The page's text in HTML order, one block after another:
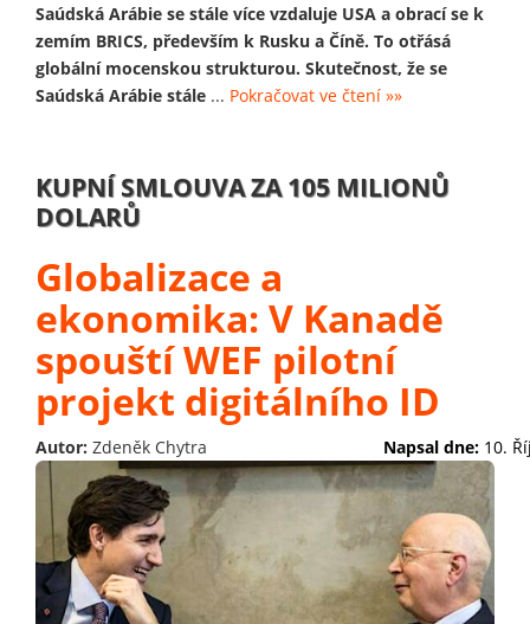
Saúdská Arábie se stále více vzdaluje USA a obrací se k
zemím BRICS, především k Rusku a Číně. To otřásá
globální mocenskou strukturou. Skutečnost, že se
Saúdská Arábie stále ... Pokračovat ve čtení »»
KUPNÍ SMLOUVA ZA 105 MILIONŮ
DOLARŮ
Globalizace a
ekonomika: V Kanadě
spouští WEF pilotní
projekt digitálního ID
Autor: Zdeněk Chytra Napsal dne: 10.